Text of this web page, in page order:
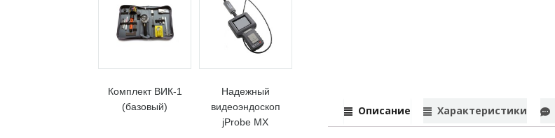
Описание Характеристики
Комплект ВИК-1
(базовый)
Надежный
видеоэндоскоп
jProbe MX